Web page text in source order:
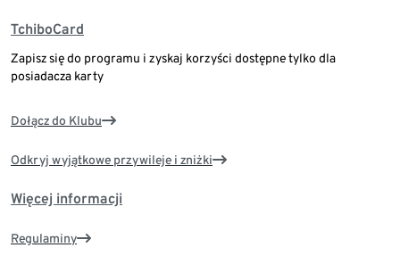
TchiboCard
Zapisz się do programu i zyskaj korzyści dostępne tylko dla
posiadacza karty
Dołącz do Klubu
Odkryj wyjątkowe przywileje i zniżki
Więcej informacji
Regulaminy